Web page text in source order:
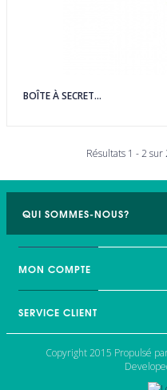
BOÎTE À SECRET...
Résultats 1 - 2 sur
QUI SOMMES-NOUS?
MON COMPTE
SERVICE CLIENT
Copyright 2015 Propulsé